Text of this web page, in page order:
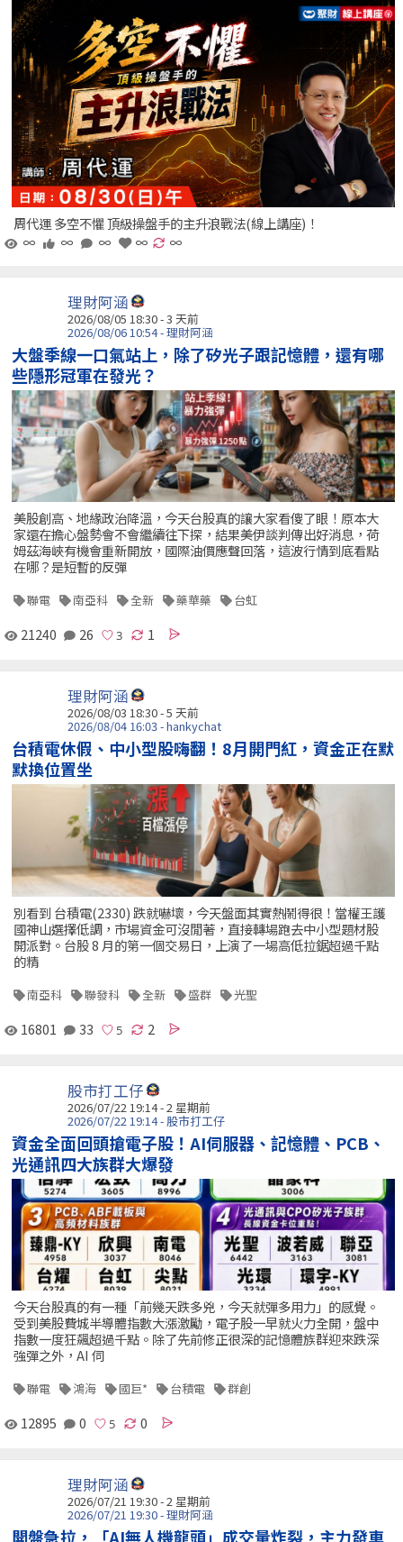
周代運 多空不懼 頂級操盤手的主升浪戰法(線上講座)！
∞
∞ ∞ ∞ ∞
理財阿涵
2026/08/05 18:30 - 3 天前
2026/08/06 10:54 - 理財阿涵
大盤季線一口氣站上，除了矽光子跟記憶體，還有哪
些隱形冠軍在發光？
美股創高、地緣政治降溫，今天台股真的讓大家看傻了眼！原本大
家還在擔心盤勢會不會繼續往下探，結果美伊談判傳出好消息，荷
姆茲海峽有機會重新開放，國際油價應聲回落，這波行情到底看點
在哪？是短暫的反彈
聯電 南亞科 全新 藥華藥 台虹
21240 26 1
理財阿涵
2026/08/03 18:30 - 5 天前
2026/08/04 16:03 - hankychat
台積電休假、中小型股嗨翻！8月開門紅，資金正在默
默換位置坐
別看到 台積電(2330) 跌就嚇壞，今天盤面其實熱鬧得很！當權王護
國神山選擇低調，市場資金可沒閒著，直接轉場跑去中小型題材股
開派對。台股 8 月的第一個交易日，上演了一場高低拉鋸超過千點
的精
南亞科 聯發科 全新 盛群 光聖
16801 33 2
股市打工仔
2026/07/22 19:14 - 2 星期前
2026/07/22 19:14 - 股市打工仔
資金全面回頭搶電子股！AI伺服器、記憶體、PCB、
光通訊四大族群大爆發
今天台股真的有一種「前幾天跌多兇，今天就彈多用力」的感覺。
受到美股費城半導體指數大漲激勵，電子股一早就火力全開，盤中
指數一度狂飆超過千點。除了先前修正很深的記憶體族群迎來跌深
強彈之外，AI 伺
聯電 鴻海 國巨* 台積電 群創
12895 0 0
理財阿涵
2026/07/21 19:30 - 2 星期前
2026/07/21 19:30 - 理財阿涵
開盤急拉，「AI無人機龍頭」成交量炸裂，主力發車